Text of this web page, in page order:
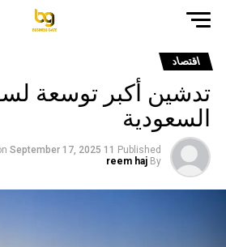
اقتصاد
تدشين أكبر توسعة
السعودية
Published
11 months ago
September 17, 2025
By
reem haj